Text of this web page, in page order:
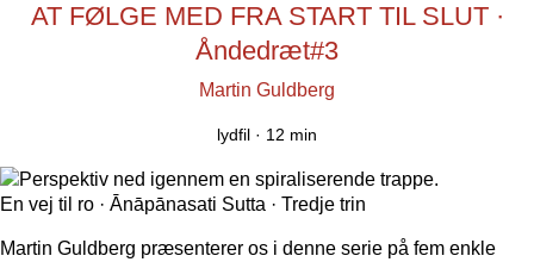
AT FØLGE MED FRA START TIL SLUT ·
Åndedræt#3
Martin Guldberg
lydfil · 12 min
En vej til ro · Ānāpānasati Sutta · Tredje trin
Martin Guldberg præsenterer os i denne serie på fem enkle